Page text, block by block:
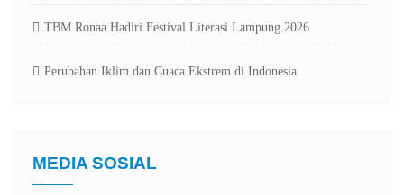
TBM Ronaa Hadiri Festival Literasi Lampung 2026
Perubahan Iklim dan Cuaca Ekstrem di Indonesia
MEDIA SOSIAL